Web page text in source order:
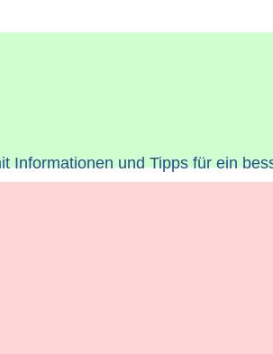
Informationen und Tipps für ein